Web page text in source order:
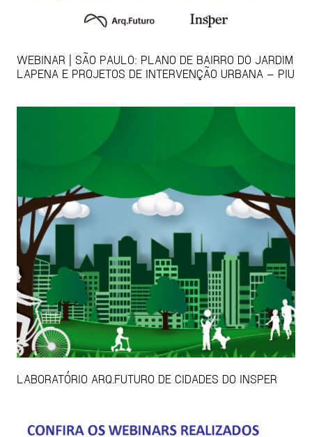
WEBINAR | SÃO PAULO: PLANO DE BAIRRO DO JARDIM
LAPENA E PROJETOS DE INTERVENÇÃO URBANA – PIU
LABORATÓRIO ARQ.FUTURO DE CIDADES DO INSPER